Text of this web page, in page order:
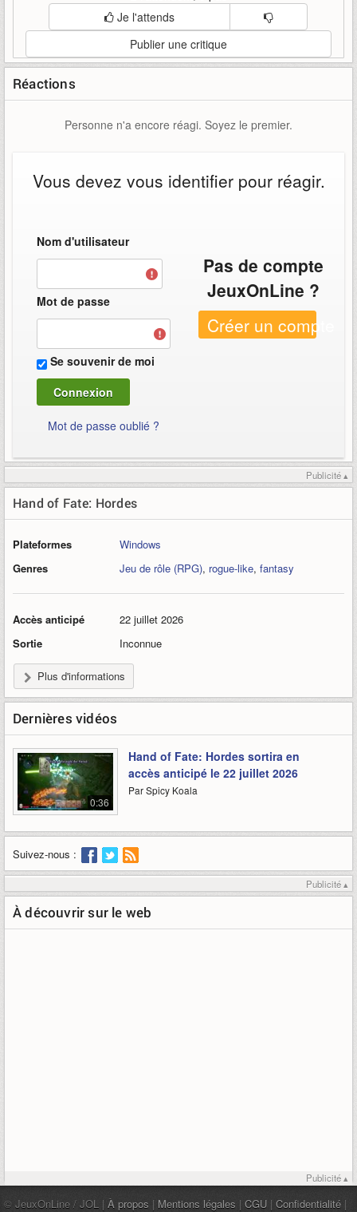
Je l'attends
Publier une critique
Réactions
Personne n'a encore réagi. Soyez le premier.
Vous devez vous identifier pour réagir.
Nom d'utilisateur
Mot de passe
Se souvenir de moi
Mot de passe oublié ?
Pas de compte
JeuxOnLine ?
Créer un compte
Publicité ▴
Hand of Fate: Hordes
Plateformes
Windows
Genres
Jeu de rôle (RPG), rogue-like, fantasy
Accès anticipé
22 juillet 2026
Sortie
Inconnue
Plus d'informations
Dernières vidéos
0:36
Hand of Fate: Hordes sortira en
accès anticipé le 22 juillet 2026
Par Spicy Koala
Suivez-nous :
Publicité ▴
À découvrir sur le web
Publicité ▴
© JeuxOnLine / JOL | À propos | Mentions légales | CGU | Confidentialité |